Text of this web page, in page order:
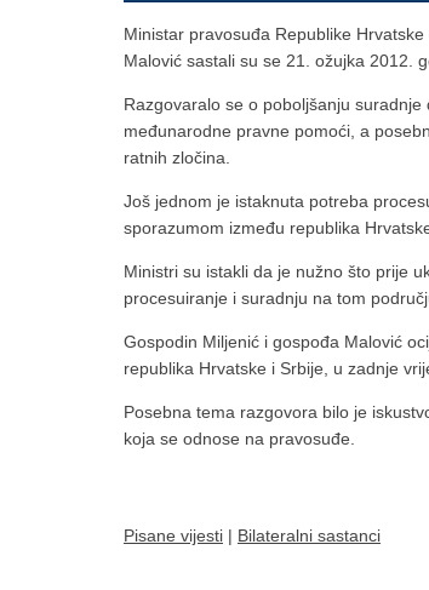
Ministar pravosuđa Republike
Malović sastali su se 21. ožujka 2012.
Razgovaralo se o poboljšanju
međunarodne pravne pomoći, a
ratnih zločina.
Još jednom je istaknuta potreba
sporazumom između republika
Ministri su istakli da je nužno što prije
procesuiranje i suradnju na tom
Gospodin Miljenić i gospođa Malović
republika Hrvatske i Srbije, u zadnje
Posebna tema razgovora bilo je
koja se odnose na pravosuđe.
Pisane vijesti | Bilateralni sastanci